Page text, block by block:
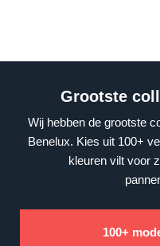
Grootste
Wij hebben de grootste
Benelux. Kies uit 100+
kleuren vilt voor
100+